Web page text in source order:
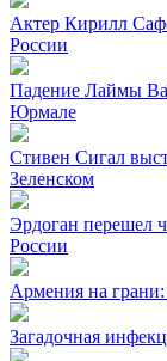
Актер Кирилл
России
Падение Лаймы
Юрмале
Стивен Сигал
Зеленском
Эрдоган перешел
России
Армения на грани:
Загадочная